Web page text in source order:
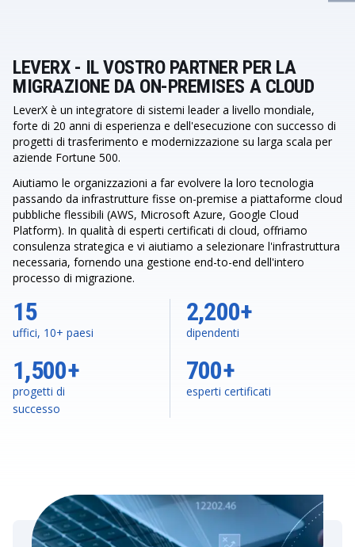
LEVERX - IL VOSTRO PARTNER PER LA
MIGRAZIONE DA ON-PREMISES A CLOUD
LeverX è un integratore di sistemi leader a livello mondiale,
forte di 20 anni di esperienza e dell'esecuzione con successo di
progetti di trasferimento e modernizzazione su larga scala per
aziende Fortune 500.
Aiutiamo le organizzazioni a far evolvere la loro tecnologia
passando da infrastrutture fisse on-premise a piattaforme cloud
pubbliche flessibili (AWS, Microsoft Azure, Google Cloud
Platform). In qualità di esperti certificati di cloud, offriamo
consulenza strategica e vi aiutiamo a selezionare l'infrastruttura
necessaria, fornendo una gestione end-to-end dell'intero
processo di migrazione.
1,500+
progetti di
successo
15
uffici, 10+ paesi
2,200+
dipendenti
700+
esperti certificati